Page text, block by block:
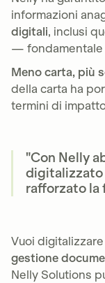
informazioni
digitali, inclusi
— fondamentale
Meno carta, più
della carta ha
termini di
"Con Nelly
digitalizzato
rafforzato la
Vuoi
gestione
Nelly Solutions